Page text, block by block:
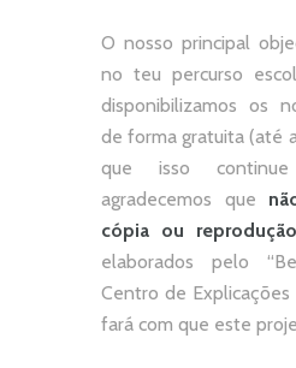
O nosso principal
no teu percurso
disponibilizamos os
de forma gratuita (até
que isso
agradecemos que
cópia ou reprodução
elaborados pelo “
Centro de Explicações
fará com que este